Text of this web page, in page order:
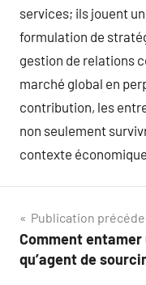
services; ils jouent
formulation de
gestion de relations
marché global en
contribution, les
non seulement
contexte
Navigation
de
Publication
Comment
qu’agent de